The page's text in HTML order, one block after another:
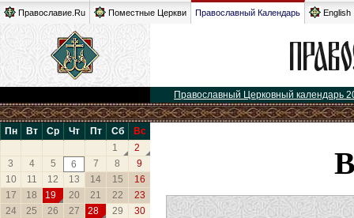
Православие.Ru Поместные Церкви Православный Календарь English
Православный Церковный календарь
Пн Вт Ср Чт Пт Сб
Вс
1
2
3
4 5 6 7 8
9
10
11 12 13 14 15
16
17
18 19 20 21 22
23
24
25 26 27 28 29
30